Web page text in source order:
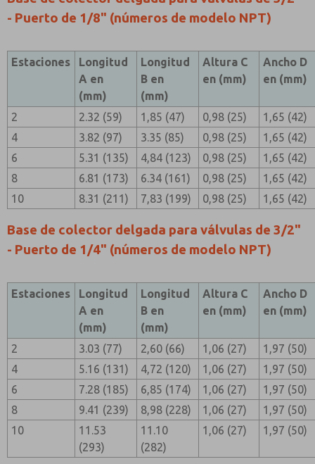
- Puerto de 1/8" (números de modelo NPT)
Estaciones
Longitud
A en
(mm)
Longitud
B en
(mm)
Altura C
en (mm)
Ancho D
en (mm)
2 2.32 (59) 1,85 (47) 0,98 (25)
1,65 (42)
4
3.82 (97) 3.35 (85) 0,98 (25)
1,65 (42)
6
5.31 (135) 4,84 (123) 0,98 (25)
1,65 (42)
8
6.81 (173) 6.34 (161) 0,98 (25)
1,65 (42)
10
8.31 (211) 7,83 (199) 0,98 (25) 1,65 (42)
Base de colector delgada para válvulas de 3/2"
- Puerto de 1/4" (números de modelo NPT)
Estaciones
Longitud
A en
(mm)
Longitud
B en
(mm)
Altura C
en (mm)
Ancho D
en (mm)
2 3.03 (77) 2,60 (66) 1,06 (27)
1,97 (50)
4
5.16 (131) 4,72 (120) 1,06 (27)
1,97 (50)
6
7.28 (185) 6,85 (174) 1,06 (27)
1,97 (50)
8
9.41 (239) 8,98 (228) 1,06 (27)
1,97 (50)
10
11.53
(293)
11.10
(282)
1,06 (27) 1,97 (50)